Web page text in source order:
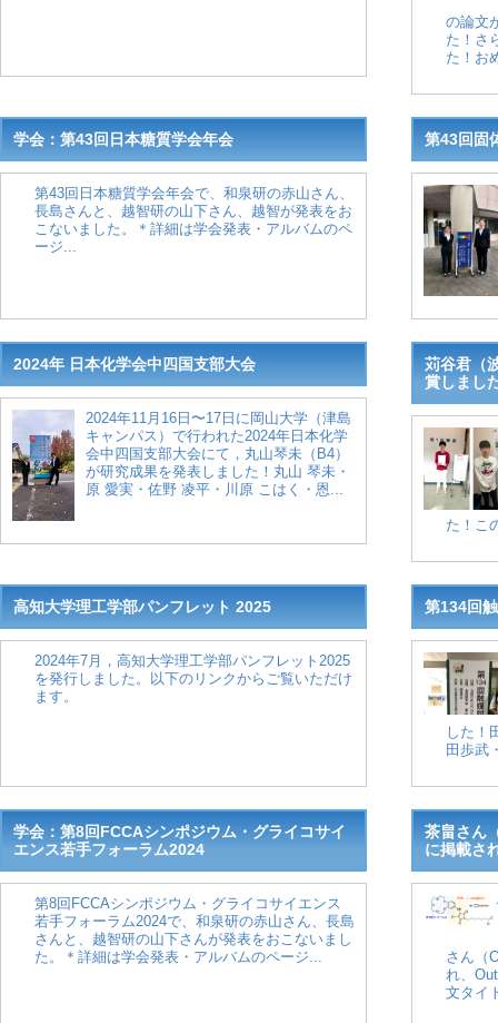
の論文
た！さ
た！お
学会：第43回日本糖質学会年会
第43回日本糖質学会年会で、和泉研の赤山さん、
長島さんと、越智研の山下さん、越智が発表をお
こないました。＊詳細は学会発表・アルバムのペ
ージ...
第43回固
2024年 日本化学会中四国支部大会
2024年11月16日〜17日に岡山大学（津島
キャンパス）で行われた2024年日本化学
会中四国支部大会にて，丸山琴未（B4）
が研究成果を発表しました！丸山 琴未・
原 愛実・佐野 凌平・川原 こはく・恩...
苅谷君（
賞しまし
た！こ
高知大学理工学部パンフレット 2025
2024年7月，高知大学理工学部パンフレット2025
を発行しました。以下のリンクからご覧いただけ
ます。
第134回
した！
田歩武
学会：第8回FCCAシンポジウム・グライコサイ
エンス若手フォーラム2024
第8回FCCAシンポジウム・グライコサイエンス
若手フォーラム2024で、和泉研の赤山さん、長島
さんと、越智研の山下さんが発表をおこないまし
た。＊詳細は学会発表・アルバムのページ...
茶畠さん
に掲載さ
さん（
れ、
文タイ